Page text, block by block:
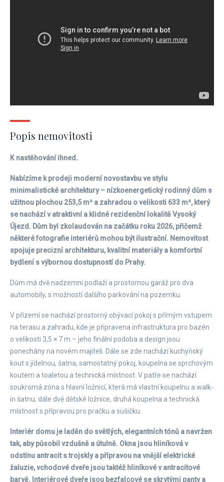
Popis nemovitosti
K nastěhování ihned.
Nabízíme k prodeji moderní novostavbu ve stylu
minimalistické architektury – nízkoenergetický rodinný dům s
užitnou plochou 253,5 m² a zahradou o velikosti 633 m², který
se nachází v atraktivní a klidné rezidenční lokalitě Vysoký
Újezd. Dům byl zkolaudován na začátku roku 2026, přičemž
některé fotografie interiérů mohou být ilustrační. Nemovitost
spojuje precizní architekturu, kvalitní materiály a komfortní
bydlení s výbornou dostupností do Prahy.
Dům má dvě nadzemní podlaží a prostornou garáž pro dva
automobily, s možností dalšího parkování na pozemku.
V přízemí se nachází prostorný obývací pokoj s přímým vstupem
na terasu a zahradu, kde je připravena infrastruktura pro bazén
o velikosti 3,5 × 7 m – jeho finální podoba a design jsou
ponechány na novém majiteli. Dále se zde nachází kuchyňský
kout s jídelnou, šatna, samostatný pokoj, koupelna se sprchovým
koutem a toaletou a technická místnost. V patře se nachází
soukromá zóna s hlavní ložnicí, která má vlastní koupelnu a walk-
in šatnu, dále dvě dětské ložnice, druhá koupelna a technická
místnost s přípravou pro pračku a sušičku.
Interiér domu je laděn do světlých, elegantních tónů a navržen
tak, aby působil vzdušně a útulně. Okna jsou hliníková v
odstínu antracit s trojskly a přípravou na vnější elektrické
žaluzie, vchodové dveře jsou taktéž hliníkové v antracitové
barvě. Interiérové dveře jsou bezfalcové se skrytými panty a